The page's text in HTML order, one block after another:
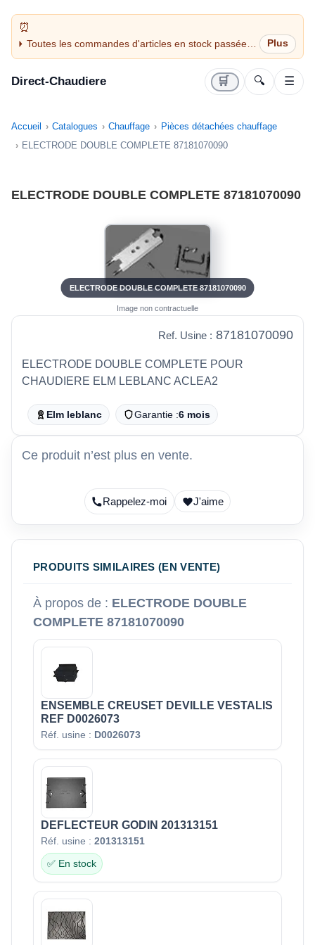
Toutes les commandes d'articles en stock passées
avant 14H sont expédiées le jour même (jours
Direct-Chaudiere 🛒 🔍 ☰
Accueil Catalogues Chauffage
Pièces détachées chauffage
ELECTRODE DOUBLE COMPLETE 87181070090
ELECTRODE DOUBLE COMPLETE 87181070090
ELECTRODE DOUBLE COMPLETE 87181070090
Image non contractuelle
Ref. Usine : 87181070090
ELECTRODE DOUBLE COMPLETE POUR
CHAUDIERE ELM LEBLANC ACLEA2
Elm leblanc Garantie :6 mois
Ce produit n’est plus en vente.
Rappelez-moi J'aime
PRODUITS SIMILAIRES (EN VENTE)
À propos de : ELECTRODE DOUBLE
COMPLETE 87181070090
ENSEMBLE CREUSET DEVILLE VESTALIS
REF D0026073
Réf. usine : D0026073
DEFLECTEUR GODIN 201313151
Réf. usine : 201313151
✅ En stock